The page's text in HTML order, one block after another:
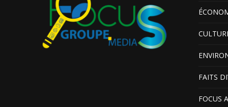
FAITS
FOCUS